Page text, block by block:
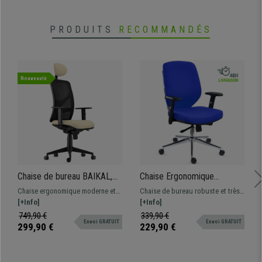
PRODUITS RECOMMANDÉS
Nouveauté
Chaise de bureau BAIKAL,
Accoudoirs Ajustables,
Support Lombaire, en Tissu,
Crème
Chaise ergonomique moderne et
confortable, le modèle parfait
pour une utilisation
professionnelle étant donné sa
[+Info]
749,90 €
299,90 € Envoi GRATUIT
Chaise Ergonomique
TRAFIC, Support Lombaire,
Accoudoirs Ajustables,
Excellent Rembourrage,
Bleu
Chaise de bureau robuste et très
esthétique, avec support
lombaire. Assise de haute densité
et accoudoirs ajustables, la
[+Info]
339,90 €
229,90 € Envoi GRATUIT